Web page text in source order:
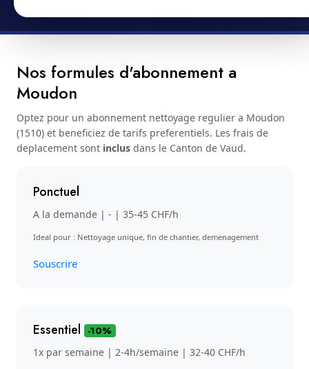
Nos formules d'abonnement a
Moudon
Optez pour un abonnement nettoyage regulier a Moudon
(1510) et beneficiez de tarifs preferentiels. Les frais de
deplacement sont inclusdans le Canton de Vaud.
Ponctuel
A la demande | - | 35-45 CHF/h
Ideal pour : Nettoyage unique, fin de chantier, demenagement
Souscrire
Essentiel
-10%
1x par semaine | 2-4h/semaine | 32-40 CHF/h